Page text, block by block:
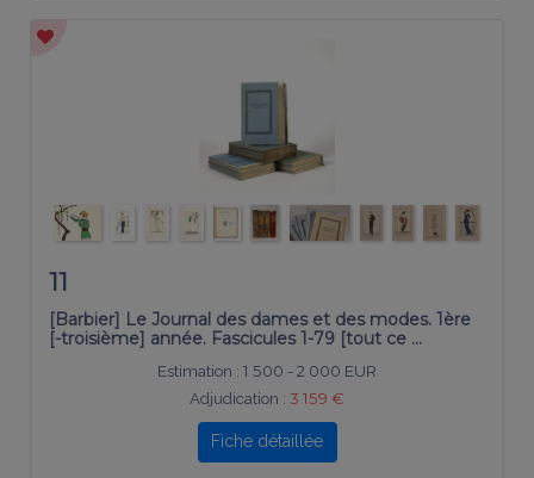
11
[Barbier] Le Journal des dames et des modes. 1ère
[-troisième] année. Fascicules 1-79 [tout ce …
Estimation : 1 500 - 2 000 EUR
Adjudication : 3 159 €
Fiche détaillée